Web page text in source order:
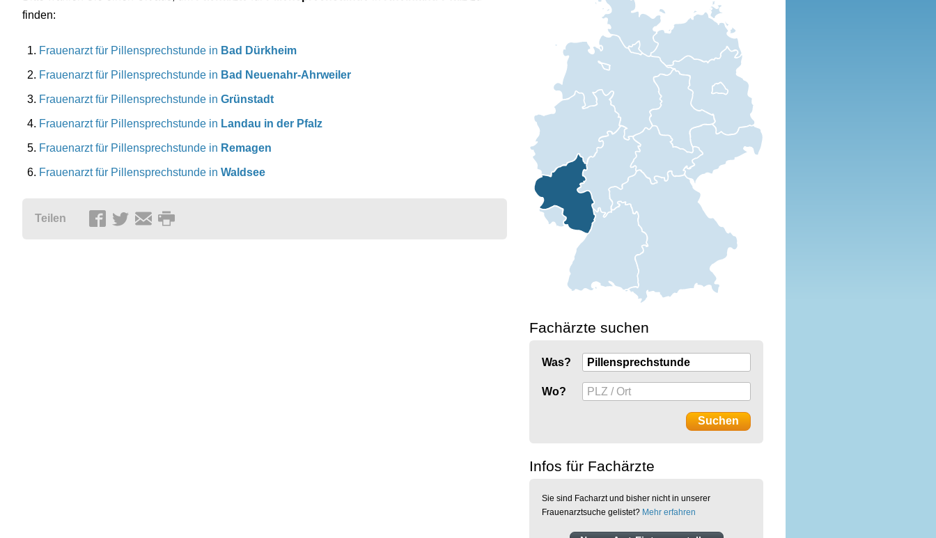
finden:
Frauenarzt für Pillensprechstunde in Bad Dürkheim
Frauenarzt für Pillensprechstunde in Bad Neuenahr-Ahrweiler
Frauenarzt für Pillensprechstunde in Grünstadt
Frauenarzt für Pillensprechstunde in Landau in der Pfalz
Frauenarzt für Pillensprechstunde in Remagen
Frauenarzt für Pillensprechstunde in Waldsee
Teilen
Fachärzte suchen
Was?
Wo?
Infos für Fachärzte
Sie sind Facharzt und bisher nicht in unserer
Frauenarztsuche gelistet? Mehr erfahren